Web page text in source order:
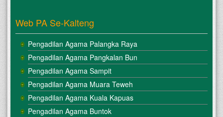
Web PA Se-Kalteng
Pengadilan Agama Palangka Raya
Pengadilan Agama Pangkalan Bun
Pengadilan Agama Sampit
Pengadilan Agama Muara Teweh
Pengadilan Agama Kuala Kapuas
Pengadilan Agama Buntok